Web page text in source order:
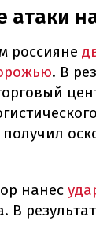
атаки
россияне
. В
нанес
В